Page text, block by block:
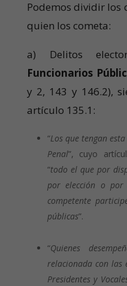
Podemos dividir los
quien los cometa:
a) Delitos
Funcionarios
y 2, 143 y 146.2),
artículo 135.1:
“Los que tengan
Penal”, cuyo
“todo el que por
por elección o por
competente
públicas”.
“Quienes
relacionada con las
Presidentes y